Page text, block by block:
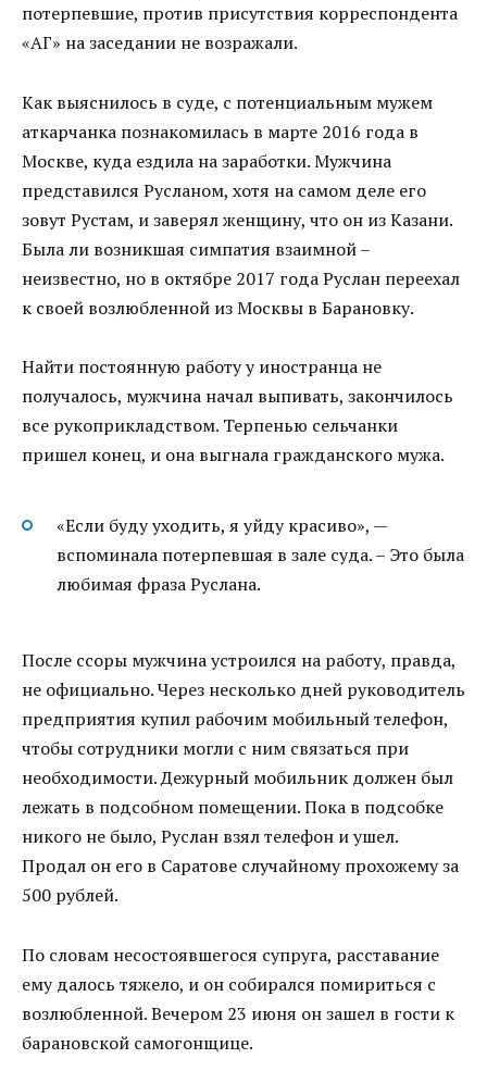
потерпевшие, против присутствия корреспондента
«АГ» на заседании не возражали.
Как выяснилось в суде, с потенциальным мужем
аткарчанка познакомилась в марте 2016 года в
Москве, куда ездила на заработки. Мужчина
представился Русланом, хотя на самом деле его
зовут Рустам, и заверял женщину, что он из Казани.
Была ли возникшая симпатия взаимной –
неизвестно, но в октябре 2017 года Руслан переехал
к своей возлюбленной из Москвы в Барановку.
Найти постоянную работу у иностранца не
получалось, мужчина начал выпивать, закончилось
все рукоприкладством. Терпенью сельчанки
пришел конец, и она выгнала гражданского мужа.
«Если буду уходить, я уйду красиво», —
вспоминала потерпевшая в зале суда. – Это была
любимая фраза Руслана.
После ссоры мужчина устроился на работу, правда,
не официально. Через несколько дней руководитель
предприятия купил рабочим мобильный телефон,
чтобы сотрудники могли с ним связаться при
необходимости. Дежурный мобильник должен был
лежать в подсобном помещении. Пока в подсобке
никого не было, Руслан взял телефон и ушел.
Продал он его в Саратове случайному прохожему за
500 рублей.
По словам несостоявшегося супруга, расставание
ему далось тяжело, и он собирался помириться с
возлюбленной. Вечером 23 июня он зашел в гости к
барановской самогонщице.